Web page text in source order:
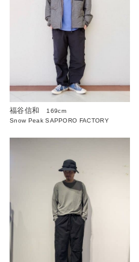
福谷信和
169cm
Snow Peak SAPPORO FACTORY